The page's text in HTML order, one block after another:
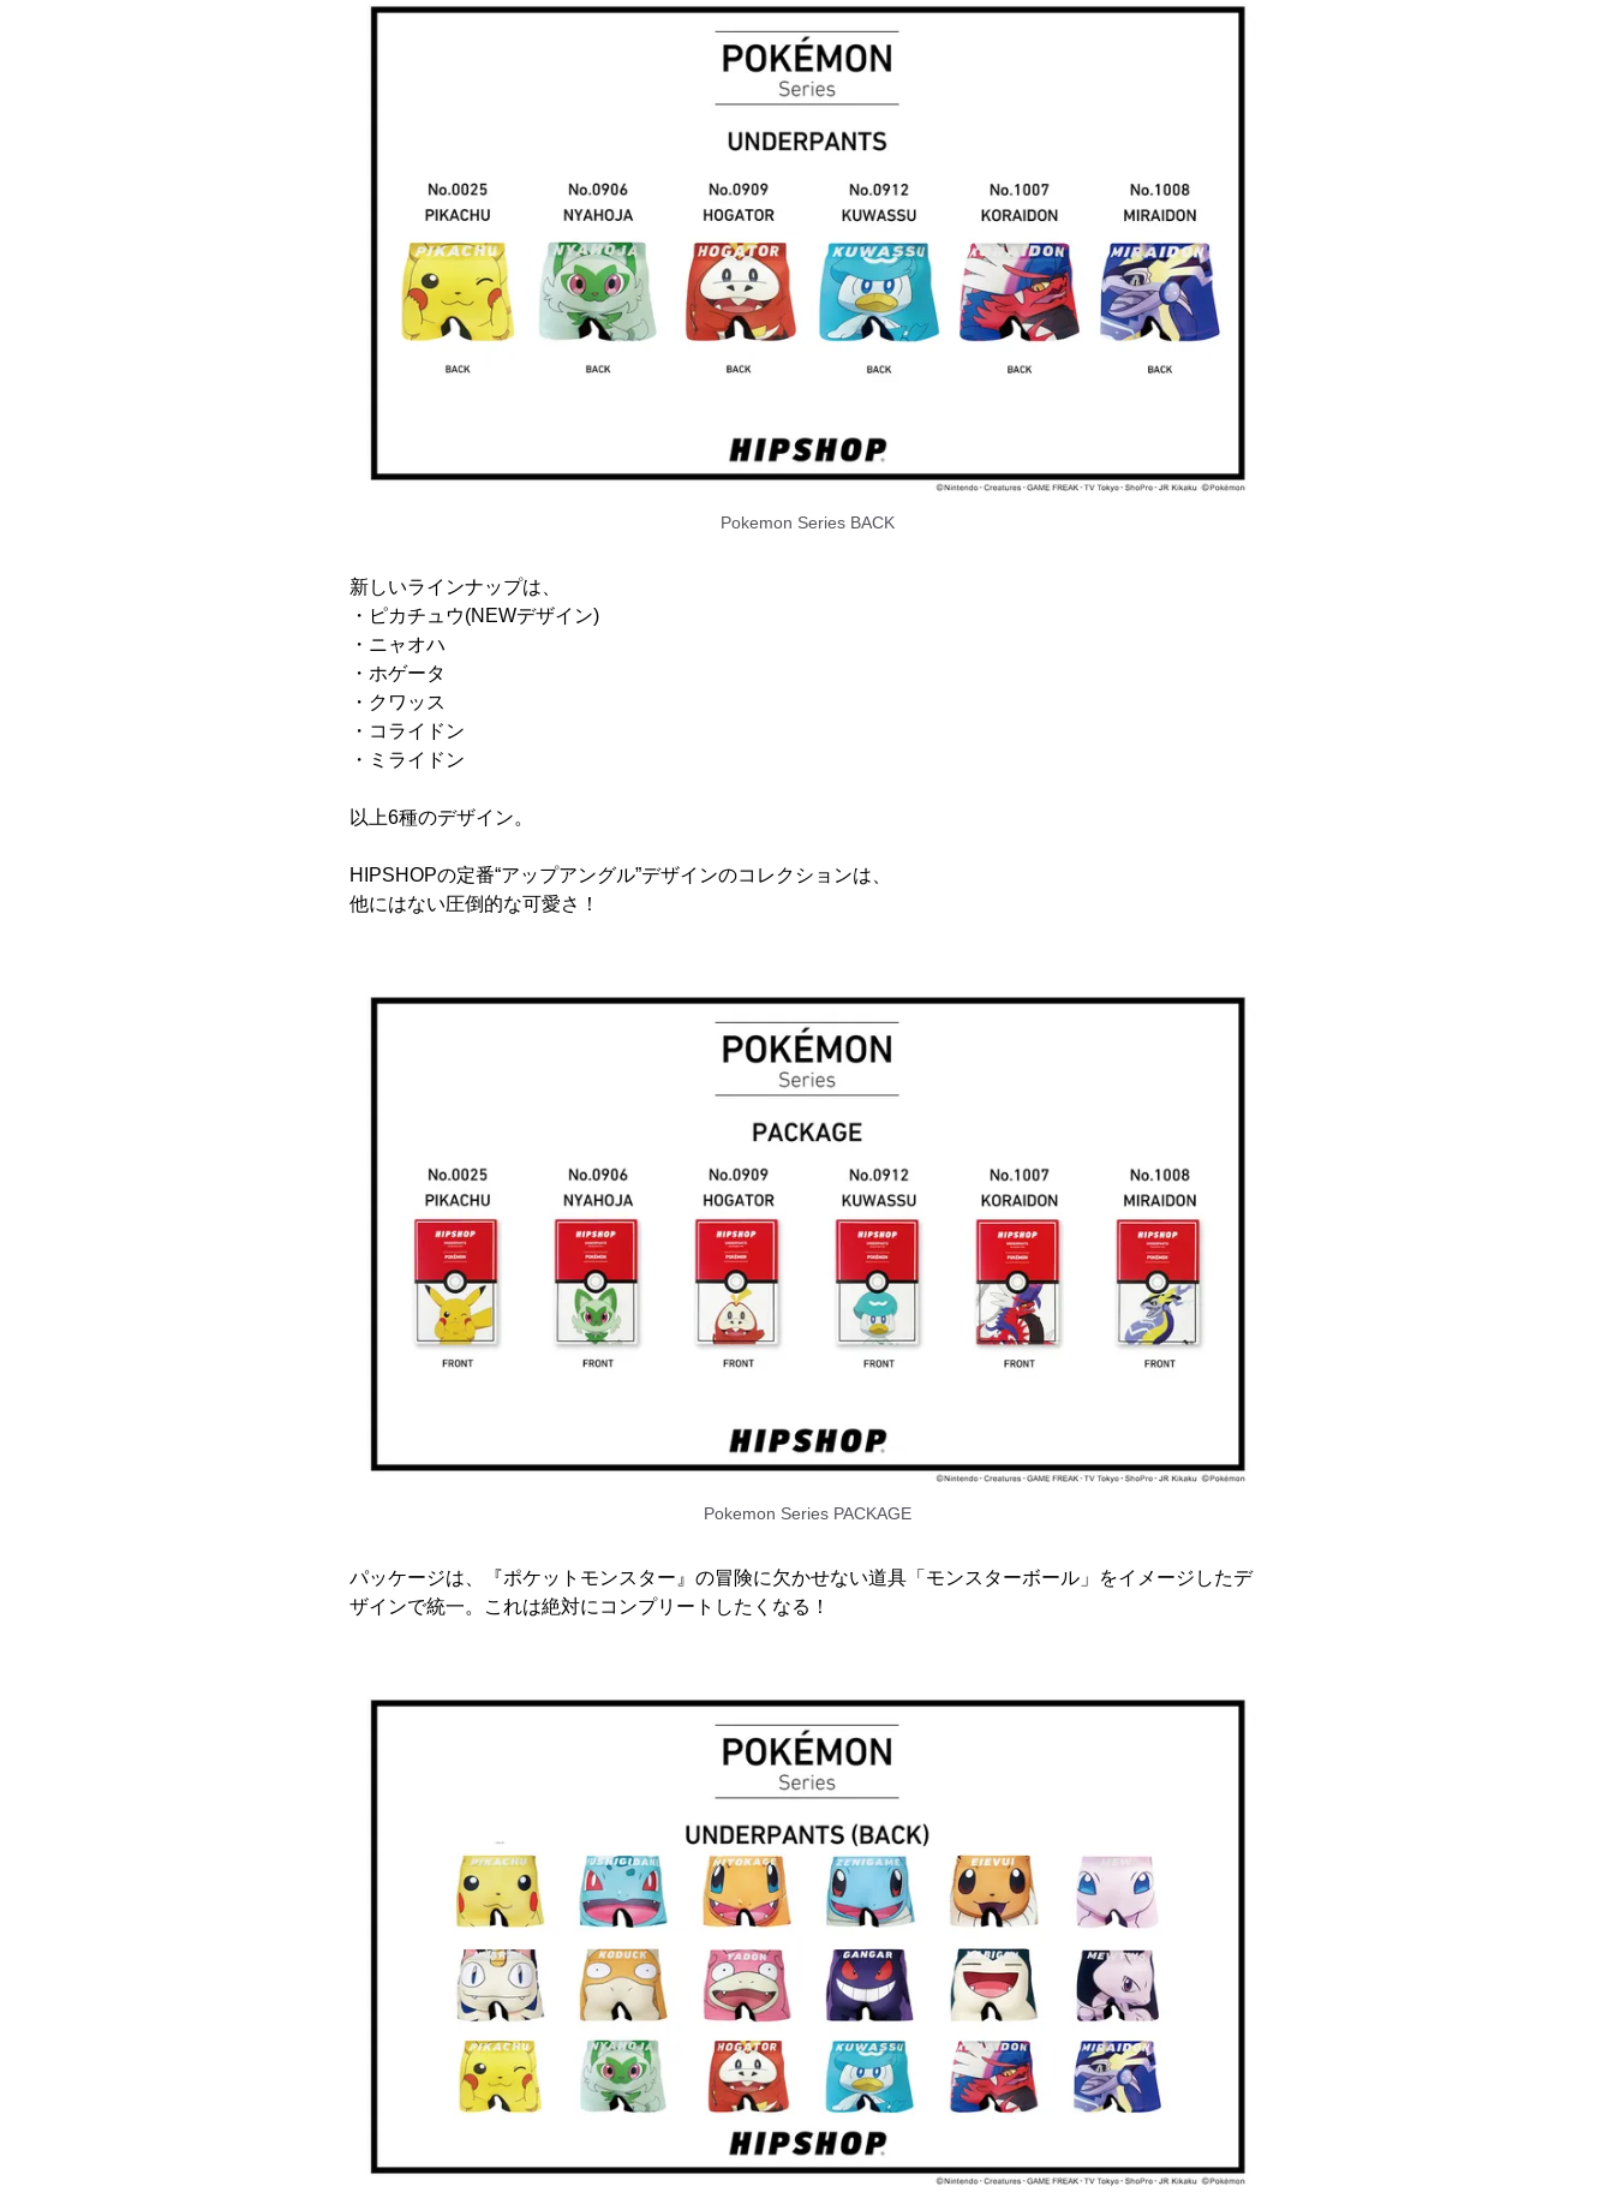
Pokemon Series BACK
新しいラインナップは、
・ピカチュウ(NEWデザイン)
・ニャオハ
・ホゲータ
・クワッス
・コライドン
・ミライドン
以上6種のデザイン。
HIPSHOPの定番“アップアングル”デザインのコレクションは、
他にはない圧倒的な可愛さ！
Pokemon Series PACKAGE
パッケージは、『ポケットモンスター』の冒険に欠かせない道具「モンスターボール」をイメージしたデ
ザインで統一。これは絶対にコンプリートしたくなる！